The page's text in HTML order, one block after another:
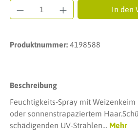
Produkt Anzahl: Gib den
In den
Produktnummer: 4198588
Beschreibung
Feuchtigkeits-Spray mit
oder sonnenstrapaziertem
schädigenden UV-Strahlen… Mehr